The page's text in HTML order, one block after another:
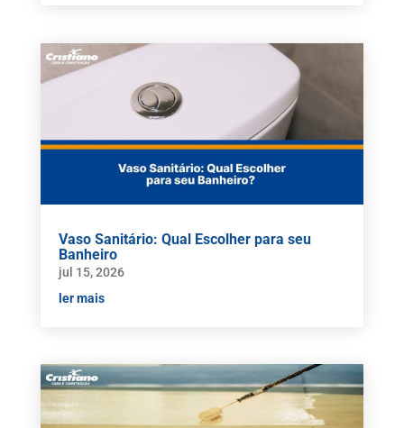
Vaso Sanitário: Qual Escolher para seu
Banheiro
jul 15, 2026
ler mais